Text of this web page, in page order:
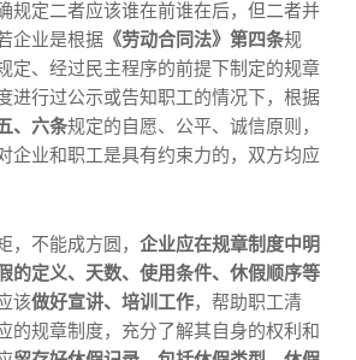
规定二者应该谁在前谁在后，但二者并
企业是根据 《劳动合同法》第四条规
定、经过民主程序的前提下制定的规章
进行过公示或告知职工的情况下，根据
、六条规定的自愿、公平、诚信原则，
企业和职工是具有约束力的，双方均应
， 不能成方圆， 企业应在规章制度中明
的定义、天数、使用条件、休假顺序等
该做好宣讲、培训工作，帮助职工清
的规章制度，充分了解其自身的权利和